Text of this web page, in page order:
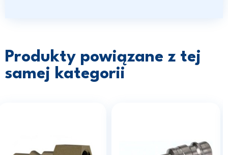
Produkty powiązane z tej
samej kategorii